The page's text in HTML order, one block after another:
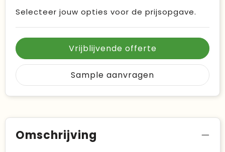
Selecteer jouw opties voor de prijsopgave.
Vrijblijvende offerte
Sample aanvragen
Omschrijving